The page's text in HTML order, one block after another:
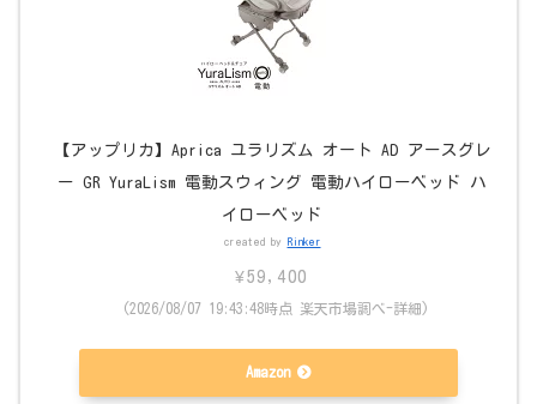
【アップリカ】Aprica ユラリズム オート AD アースグレ
ー GR YuraLism 電動スウィング 電動ハイローベッド ハ
イローベッド
created by Rinker
¥59,400
(2026/08/07 19:43:48時点 楽天市場調べ-詳細)
Amazon